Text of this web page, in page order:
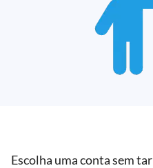
Escolha uma conta sem